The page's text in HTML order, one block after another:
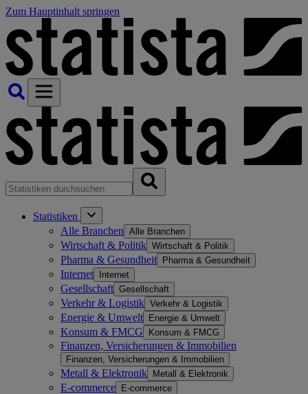
Zum Hauptinhalt springen
Statistiken
Alle Branchen Alle Branchen
Wirtschaft & Politik Wirtschaft & Politik
Pharma & Gesundheit Pharma & Gesundheit
Internet Internet
Gesellschaft Gesellschaft
Verkehr & Logistik Verkehr & Logistik
Energie & Umwelt Energie & Umwelt
Konsum & FMCG Konsum & FMCG
Finanzen, Versicherungen & Immobilien
Finanzen, Versicherungen & Immobilien
Metall & Elektronik Metall & Elektronik
E-commerce E-commerce